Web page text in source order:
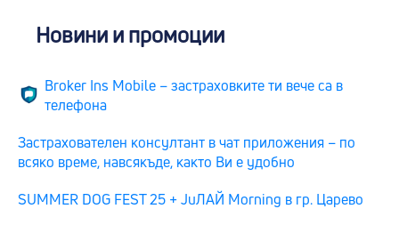
Новини и промоции
Broker Ins Mobile – застраховките ти вече са в
телефона
Застрахователен консултант в чат приложения – по
всяко време, навсякъде, както Ви е удобно
SUMMER DOG FEST 25 + JuЛАЙ Morning в гр. Царево